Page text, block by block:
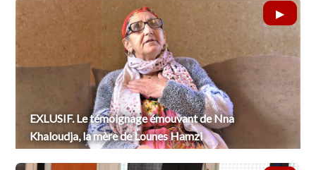
EXLUSIF. Le témoignage émouvant de Nna
Khaloudja, la mère de Lounes Hamzi